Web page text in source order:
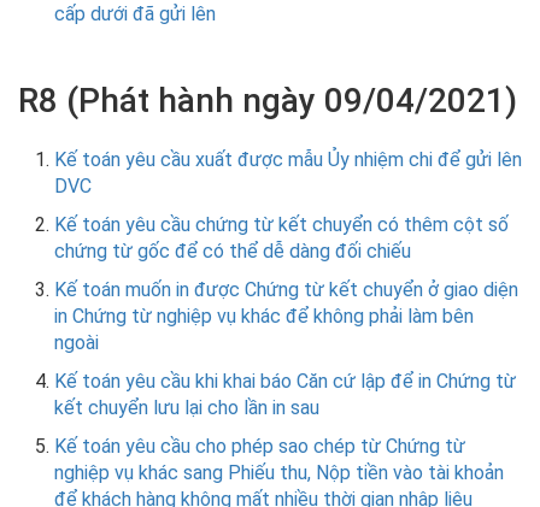
cấp dưới đã gửi lên
R8 (Phát hành ngày 09/04/2021)
Kế toán yêu cầu xuất được mẫu Ủy nhiệm chi để gửi lên
DVC
Kế toán yêu cầu chứng từ kết chuyển có thêm cột số
chứng từ gốc để có thể dễ dàng đối chiếu
Kế toán muốn in được Chứng từ kết chuyển ở giao diện
in Chứng từ nghiệp vụ khác để không phải làm bên
ngoài
Kế toán yêu cầu khi khai báo Căn cứ lập để in Chứng từ
kết chuyển lưu lại cho lần in sau
Kế toán yêu cầu cho phép sao chép từ Chứng từ
nghiệp vụ khác sang Phiếu thu, Nộp tiền vào tài khoản
để khách hàng không mất nhiều thời gian nhập liệu